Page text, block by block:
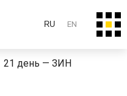
RU EN
21 день — ЗИН